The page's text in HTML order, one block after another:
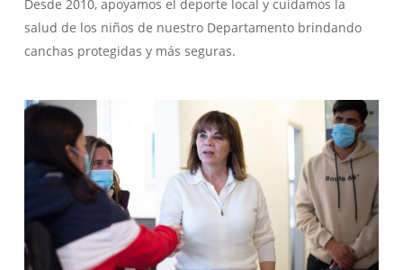
Desde 2010, apoyamos el deporte local y cuidamos la
salud de los niños de nuestro Departamento brindando
canchas protegidas y más seguras.